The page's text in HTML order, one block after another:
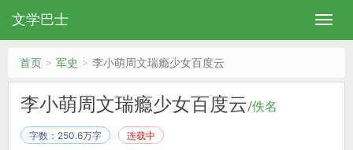
文学巴士
首页 军史 李小萌周文瑞瘾少女百度云
李小萌周文瑞瘾少女百度云/佚名
字数：250.6万字 连载中